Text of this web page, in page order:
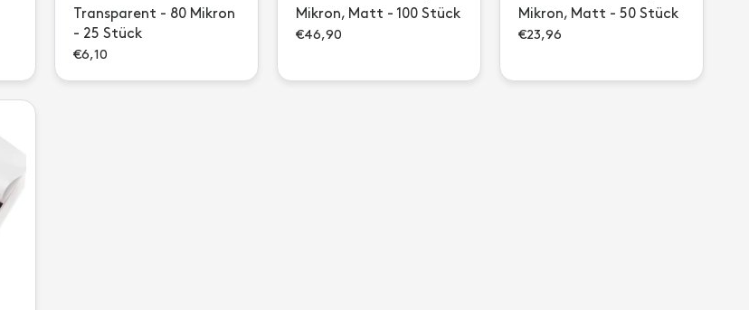
Transparent - 80 Mikron
- 25 Stück
€6,10
Mikron, Matt - 100 Stück
€46,90
Mikron, Matt - 50 Stück
€23,96